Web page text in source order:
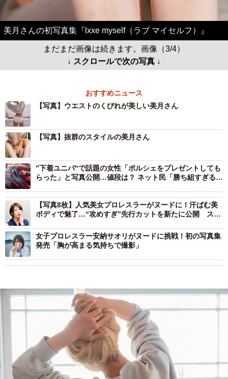
美月さんの初写真集『lxxe myself（ラブ マイセルフ）』
まだまだ画像は続きます。画像（3/4）
↓ スクロールで次の写真 ↓
おすすめニュース
【写真】ウエストのくびれが美しい美月さん
【写真】抜群のスタイルの美月さん
”下着ユニバ“で話題の女性「ポルシェをプレゼントしても
らった」と写真公開…値段は？ ネット民「勝ち組すぎる」
【写真8枚】人気美女プロレスラーがヌードに！汗ばむ美
ボディで魅了…“攻めすぎ”先行カットを新たに公開 スタ
女子プロレスラー安納サオリがヌードに挑戦！初の写真集
発売「胸が高まる気持ちで撮影」